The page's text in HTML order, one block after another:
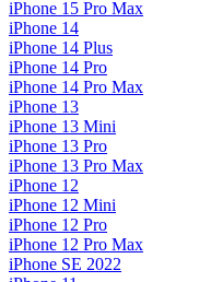
iPhone 15 Pro Max
iPhone 14
iPhone 14 Plus
iPhone 14 Pro
iPhone 14 Pro Max
iPhone 13
iPhone 13 Mini
iPhone 13 Pro
iPhone 13 Pro Max
iPhone 12
iPhone 12 Mini
iPhone 12 Pro
iPhone 12 Pro Max
iPhone SE 2022